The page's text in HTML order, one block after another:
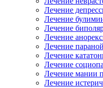
Лечение
Лечение
Лечение
Лечение
Лечение
Лечение
Лечение
Лечение мании
Лечение